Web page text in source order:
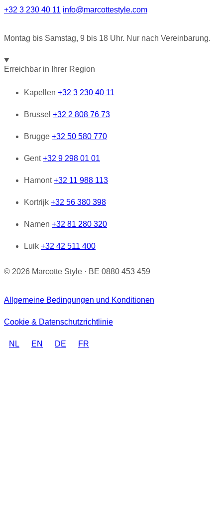
+32 3 230 40 11 info@marcottestyle.com
Montag bis Samstag, 9 bis 18 Uhr. Nur nach Vereinbarung.
Erreichbar in Ihrer Region
Kapellen +32 3 230 40 11
Brussel +32 2 808 76 73
Brugge +32 50 580 770
Gent +32 9 298 01 01
Hamont +32 11 988 113
Kortrijk +32 56 380 398
Namen +32 81 280 320
Luik +32 42 511 400
© 2026 Marcotte Style · BE 0880 453 459
Allgemeine Bedingungen und Konditionen
Cookie & Datenschutzrichtlinie
NL EN DE FR